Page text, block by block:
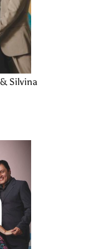
Silvina